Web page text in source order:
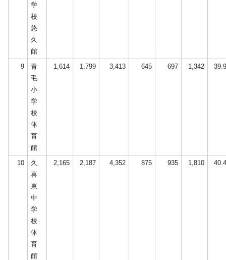
学
校
悠
久
館
9
青
毛
小
学
校
体
育
館
1,614 1,799 3,413 645 697 1,342
10
久
喜
東
中
学
校
体
育
館
2,165 2,187 4,352 875 935 1,810